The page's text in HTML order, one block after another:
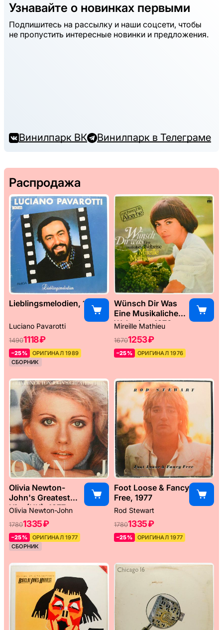
Узнавайте о новинках первыми
Подпишитесь на рассылку и наши соцсети, чтобы
не пропустить интересные новинки и предложения.
Винилпарк ВК Винилпарк в Телеграме
Распродажа
Lieblingsmelodien, 1989
Luciano Pavarotti
14901118 ₽
–25%
ОРИГИНАЛ 1989
СБОРНИК
Wünsch Dir Was
Eine Musikaliche
Weltreise, 1976
Mireille Mathieu
16701253 ₽
–25% ОРИГИНАЛ 1976
Olivia Newton-
John's Greatest
Hits (UK), 1977
Olivia Newton-John
17801335 ₽
–25%
ОРИГИНАЛ 1977
СБОРНИК
Foot Loose & Fancy
Free, 1977
Rod Stewart
17801335 ₽
–25% ОРИГИНАЛ 1977